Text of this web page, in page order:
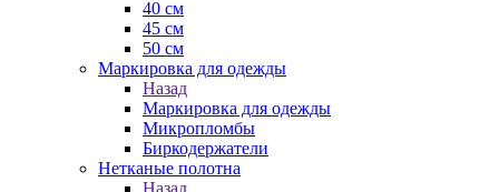
40 см
45 см
50 см
Маркировка для одежды
Назад
Маркировка для одежды
Микропломбы
Биркодержатели
Нетканые полотна
Назад